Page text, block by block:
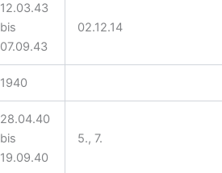
12.03.43
bis
07.09.43
02.12.14
1940
28.04.40
bis
19.09.40
5., 7.